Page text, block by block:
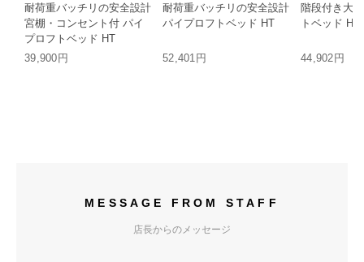
耐荷重バッチリの安全設計
宮棚・コンセント付 パイ
プロフトベッド HT
39,900円
耐荷重バッチリの安全設計
パイプロフトベッド HT
52,401円
階段付き大
トベッド HT
44,902円
MESSAGE FROM STAFF
店長からのメッセージ